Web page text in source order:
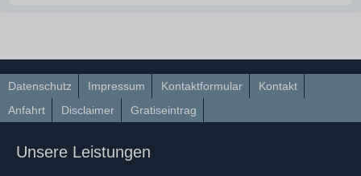
Datenschutz Impressum Kontaktformular
Kontakt
Anfahrt
Disclaimer Gratiseintrag
Unsere Leistungen